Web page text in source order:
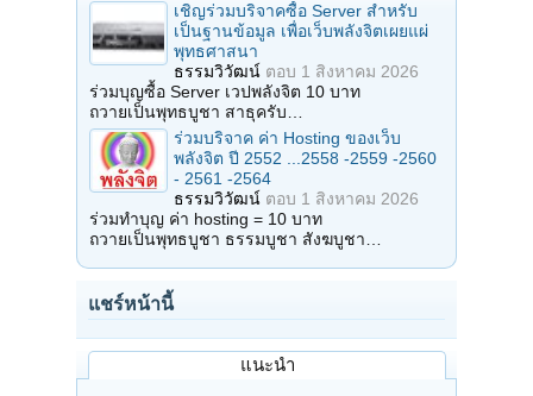
บทขอขมาพระรัตนตรัย
โยโทโส โมหะจิตเต นะพุทธัสมิง ปาปะกะโต มะยา ขะมะถะเม กะตัง โทสัง
สัพพะปาปัง วินัสสันตุ
โยโทโส โมหะจิตเต นะธัมมัสมิง ปาปะกะโต มะยา ขะมะถะเม กะตัง โทสัง
สัพพะปาปัง วินัสสันตุ
โยโทโส โมหะจิตเต นะสังฆัสมิง ปาปะกะโต มะยา ขะมะถะเม กะตัง โทสัง
สัพพะปาปัง วินัสสันตุ​
บทสวดมหาจักรพรรดิ
นะโม ตัสสะ ภะคะวะโต อะระหะโต สัมมา สัมพุทธัสสะ (กราบ 3 ครั้ง)
(สวดตามกำลังของแต่ละวัน อาทิตย์ 6 จันทร์ 15 อังคาร 8 พุธ 17 พฤหัส 19
ศุกร์ 21 เสาร์ 10)
พุทโธ ธัมโม สังโฆ ยะธาพุทโมนะ
พุทธะบูชา ธัมมะบูชา สังฆะบูชา
อัคคีทานัง วะรังคันธัง สีวลี จะมหาเถรัง
อะหังวันทามิ ทูระโต อะหังวันทามิ ธาตุโย
อะหังวันทามิ สัพพะโส
เชิญร่วมบริจาคซื้อ Server สำหรับ
เป็นฐานข้อมูล เพื่อเว็บพลังจิตเผยแผ่
พุทธศาสนา
ธรรมวิวัฒน์ ตอบ 1 สิงหาคม 2026
ร่วมบุญซื้อ Server เวปพลังจิต 10 บาท
ถวายเป็นพุทธบูชา สาธุครับ…
ร่วมบริจาค ค่า Hosting ของเว็บ
พลังจิต ปี 2552 ...2558 -2559 -2560
- 2561 -2564
ธรรมวิวัฒน์ ตอบ 1 สิงหาคม 2026
ร่วมทำบุญ ค่า hosting = 10 บาท
ถวายเป็นพุทธบูชา ธรรมบูชา สังฆบูชา…
แชร์หน้านี้
แนะนำ